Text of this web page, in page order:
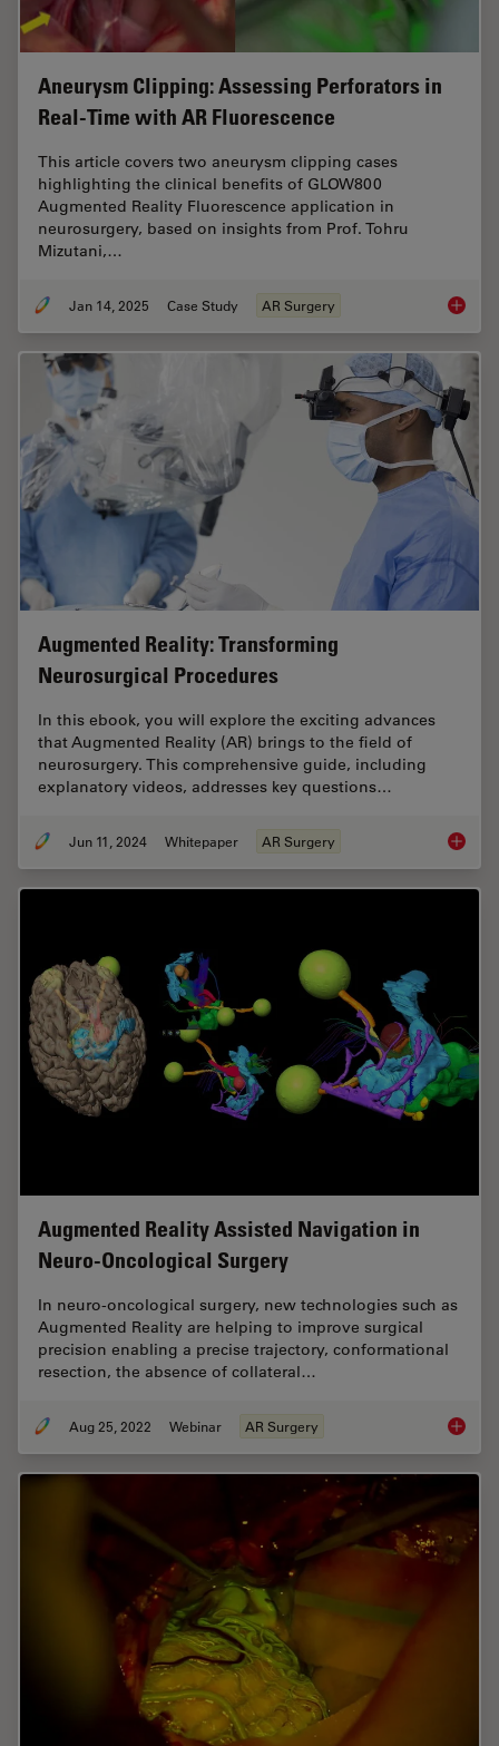
Aneurysm Clipping: Assessing Perforators in
Real-Time with AR Fluorescence
This article covers two aneurysm clipping cases
highlighting the clinical benefits of GLOW800
Augmented Reality Fluorescence application in
neurosurgery, based on insights from Prof. Tohru
Mizutani,…
Jan 14, 2025 Case Study AR Surgery
Augmented Reality: Transforming
Neurosurgical Procedures
In this ebook, you will explore the exciting advances
that Augmented Reality (AR) brings to the field of
neurosurgery. This comprehensive guide, including
explanatory videos, addresses key questions…
Jun 11, 2024 Whitepaper AR Surgery
Augmented Reality Assisted Navigation in
Neuro-Oncological Surgery
In neuro-oncological surgery, new technologies such as
Augmented Reality are helping to improve surgical
precision enabling a precise trajectory, conformational
resection, the absence of collateral…
Aug 25, 2022 Webinar AR Surgery